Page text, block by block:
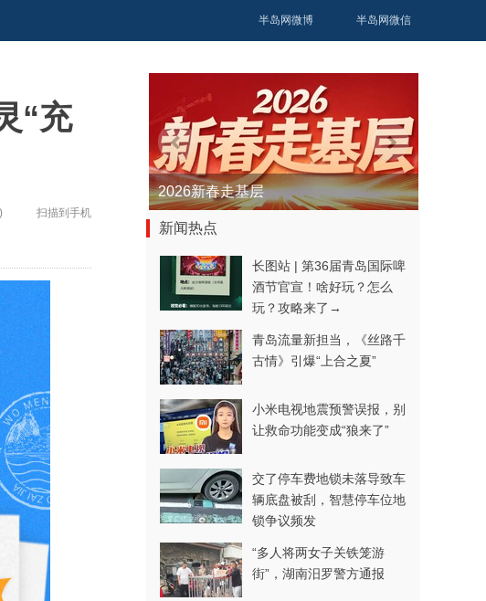
半岛网微博 半岛网微信
“充
扫描到手机
青春逐梦正当时——聚焦2026年中...
新闻热点
长图站 | 第36届青岛国际啤
酒节官宣！啥好玩？怎么
玩？攻略来了→
青岛流量新担当，《丝路千
古情》引爆“上合之夏”
小米电视地震预警误报，别
让救命功能变成“狼来了”
交了停车费地锁未落导致车
辆底盘被刮，智慧停车位地
锁争议频发
“多人将两女子关铁笼游
街”，湖南汨罗警方通报